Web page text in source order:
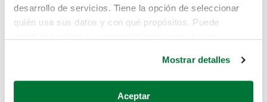
desarrollo de servicios. Tiene la opción de seleccionar
quién usa sus datos y con qué propósitos. Puede
Si lo permite, también quisiéramos:
Mostrar detalles
Aceptar
Pero puedes encontrar el coche que estás
buscando en alguno de estos enlaces:
Coches de segunda mano